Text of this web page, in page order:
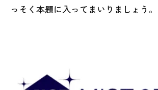
っそく本題に入ってまいりましょう。